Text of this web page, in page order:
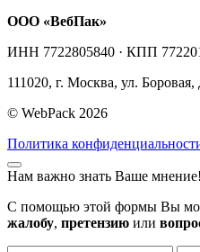
ООО «ВебПак»
ИНН 7722805840 · КПП
111020, г. Москва, ул. Боровая,
© WebPack 2026
Политика
Нам важно знать Ваше мнение!
С помощью этой формы Вы
жалобу, претензию или